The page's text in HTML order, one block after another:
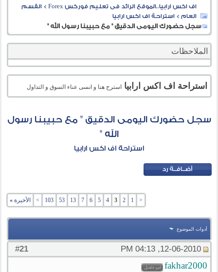
اف اكس ارابيا..الموقع الرائد فى تعليم فوركس Forex >القسم
العام >استراحة اف اكس ارابيا
سجل حضورك اليومى الدقيق " مع حبيبنا رسول الله "
الملاحظات
استراحة اف اكس ارابيا استرح هنا و انسى عناء السوق و التداول
سجل حضورك اليومى الدقيق " مع حبيبنا رسول
الله "
استراحة اف اكس ارابيا
<
1
2
3
4
5
6
7
13
53
103
> الأخيرة »
أدوات الموضوع
#
21 12-06-2010, 04:13 PM
fakhar2000